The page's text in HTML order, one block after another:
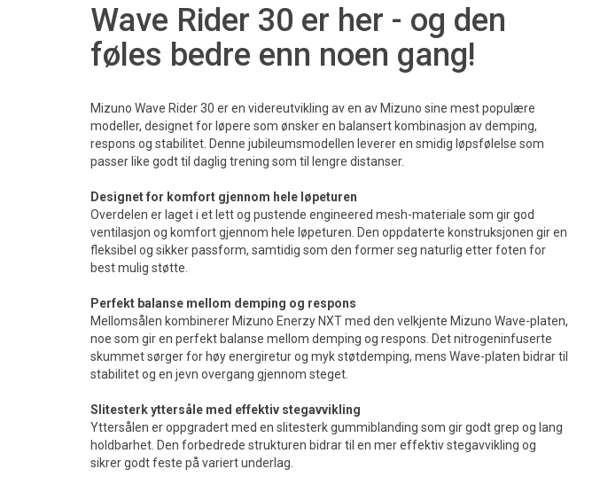
Wave Rider 30 er her - og den
føles bedre enn noen gang!
Mizuno Wave Rider 30 er en videreutvikling av en av Mizuno sine mest populære
modeller, designet for løpere som ønsker en balansert kombinasjon av demping,
respons og stabilitet. Denne jubileumsmodellen leverer en smidig løpsfølelse som
passer like godt til daglig trening som til lengre distanser.
Designet for komfort gjennom hele løpeturen
Overdelen er laget i et lett og pustende engineered mesh-materiale som gir god
ventilasjon og komfort gjennom hele løpeturen. Den oppdaterte konstruksjonen gir en
fleksibel og sikker passform, samtidig som den former seg naturlig etter foten for
best mulig støtte.
Perfekt balanse mellom demping og respons
Mellomsålen kombinerer Mizuno Enerzy NXT med den velkjente Mizuno Wave-platen,
noe som gir en perfekt balanse mellom demping og respons. Det nitrogeninfuserte
skummet sørger for høy energiretur og myk støtdemping, mens Wave-platen bidrar til
stabilitet og en jevn overgang gjennom steget.
Slitesterk yttersåle med effektiv stegavvikling
Yttersålen er oppgradert med en slitesterk gummiblanding som gir godt grep og lang
holdbarhet. Den forbedrede strukturen bidrar til en mer effektiv stegavvikling og
sikrer godt feste på variert underlag.